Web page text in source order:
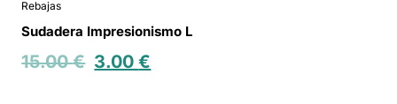
Rebajas
Sudadera Impresionismo L
15.00€ 3.00€